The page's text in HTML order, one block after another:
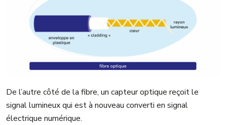
De l’autre côté de la fibre, un capteur optique reçoit le
signal lumineux qui est à nouveau converti en signal
électrique numérique.